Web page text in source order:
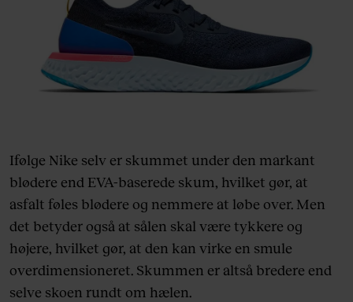
Ifølge Nike selv er skummet under den markant
blødere end EVA-baserede skum, hvilket gør, at
asfalt føles blødere og nemmere at løbe over. Men
det betyder også at sålen skal være tykkere og
højere, hvilket gør, at den kan virke en smule
overdimensioneret. Skummen er altså bredere end
selve skoen rundt om hælen.